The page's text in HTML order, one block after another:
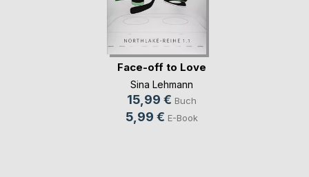
Face-off to Love
Sina Lehmann
15,99 € Buch
5,99 € E-Book